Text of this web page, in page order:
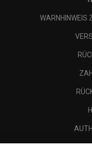
WARNHINWEIS